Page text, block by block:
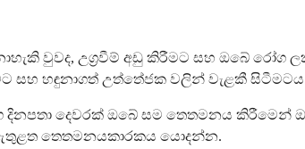
වුවද, උග්‍රවීම් අඩු කිරීමට සහ ඔබේ
සහ හඳුනාගත් උත්තේජක වලින් වැළකී
දෙවරක් ඔබේ සම තෙතමනය කිරීමෙන්
තෙතමනයකාරකය යොදන්න.